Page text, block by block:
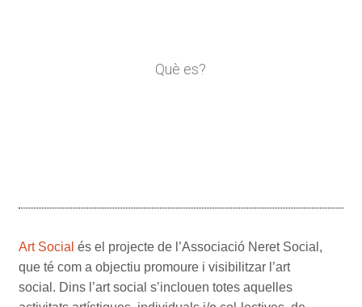
Què es?
Art Social és el projecte de l’Associació Neret Social,
que té com a objectiu promoure i visibilitzar l’art
social. Dins l’art social s’inclouen totes aquelles